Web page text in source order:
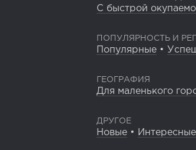
С быстрой
ПОПУЛЯРНОСТЬ И
Популярные •
ГЕОГРАФИЯ
Для маленького
ДРУГОЕ
Новые • Интересные